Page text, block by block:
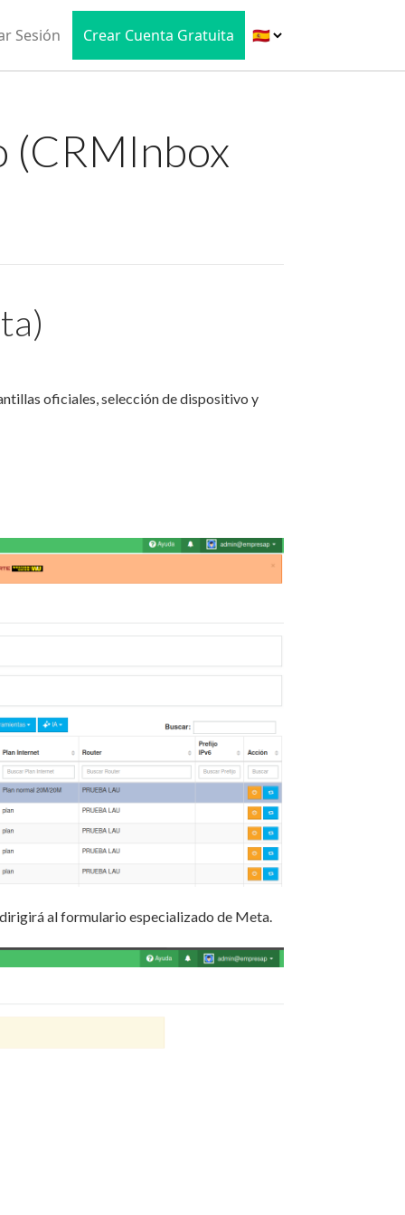
Sesión Crear Cuenta Gratuita
(CRMInbox
oficiales, selección de dispositivo y
al formulario especializado de Meta.